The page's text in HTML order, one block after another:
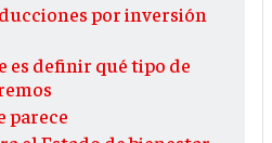
por inversión
es definir qué tipo de
parece